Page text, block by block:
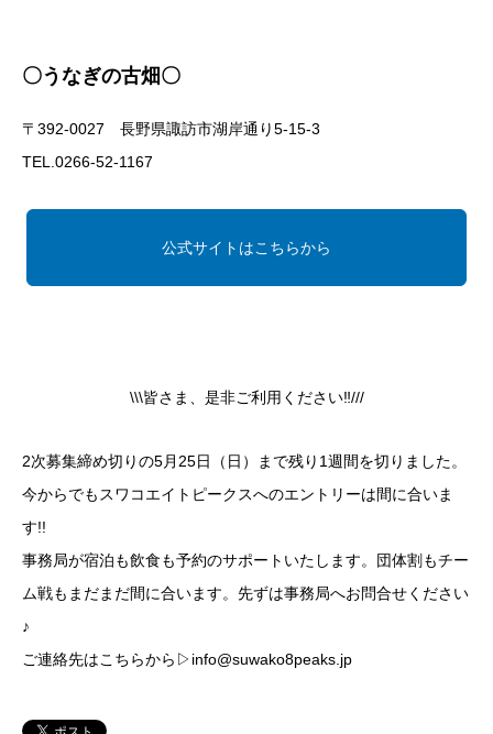
〇うなぎの古畑〇
〒392-0027 長野県諏訪市湖岸通り5-15-3
TEL.0266-52-1167
公式サイトはこちらから
\\\皆さま、是非ご利用ください‼///
2次募集締め切りの5月25日（日）まで残り1週間を切りました。
今からでもスワコエイトピークスへのエントリーは間に合いま
す!!
事務局が宿泊も飲食も予約のサポートいたします。団体割もチー
ム戦もまだまだ間に合います。先ずは事務局へお問合せください
♪
ご連絡先はこちらから▷info@suwako8peaks.jp